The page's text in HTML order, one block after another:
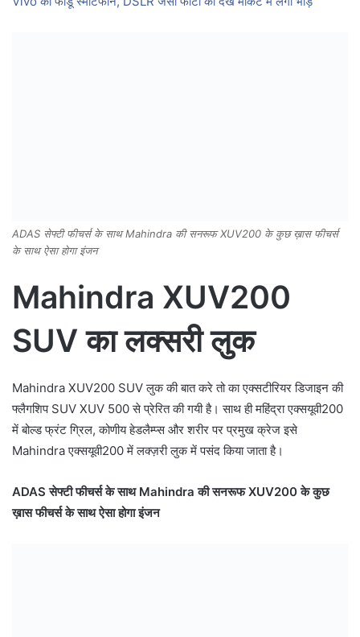
ADAS सेफ्टी फीचर्स के साथ Mahindra की सनरूफ XUV200 के कुछ ख़ास फीचर्स
के साथ ऐसा होगा इंजन
Mahindra XUV200
SUV का लक्सरी लुक
Mahindra XUV200 SUV लुक की बात करे तो का एक्सटीरियर डिजाइन की
फ्लैगशिप SUV XUV 500 से प्रेरित की गयी है। साथ ही महिंद्रा एक्सयूवी200
में बोल्ड फ्रंट ग्रिल, कोणीय हेडलैम्प्स और शरीर पर प्रमुख क्रेज इसे
Mahindra एक्सयूवी200 में लक्ज़री लुक में पसंद किया जाता है।
ADAS सेफ्टी फीचर्स के साथ Mahindra की सनरूफ XUV200 के कुछ
ख़ास फीचर्स के साथ ऐसा होगा इंजन